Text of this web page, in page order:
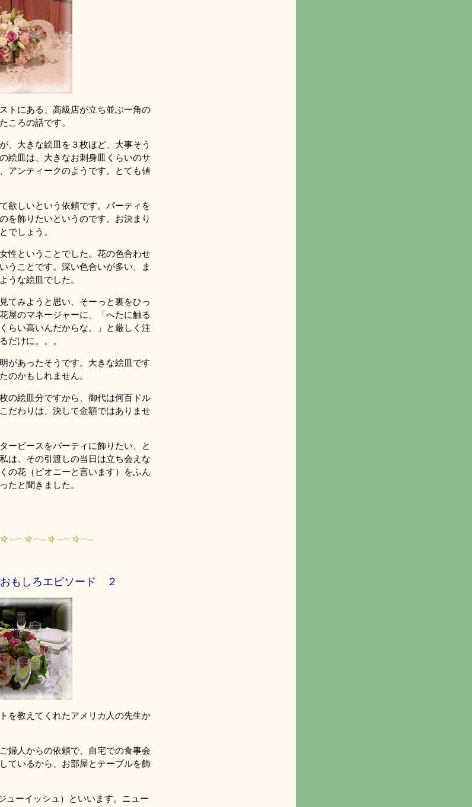
トにある、高級店が立ち並ぶ一角の
ころの話です。
、大きな絵皿を３枚ほど、大事そう
絵皿は、大きなお刺身皿くらいのサ
アンティークのようです。とても値
欲しいという依頼です。パーティを
を飾りたいというのです。お決まり
でしょう。
性ということでした。花の色合わせ
うことです。深い色合いが多い、ま
うな絵皿でした。
てみようと思い、そーっと裏をひっ
屋のマネージャーに、「へたに触る
らい高いんだからな。」と厳しく注
だけに。。。
があったそうです。大きな絵皿です
のかもしれません。
の絵皿分ですから、御代は何百ドル
だわりは、決して金額ではありませ
ーピースをパーティに飾りたい、と
は、その引渡しの当日は立ち会えな
の花（ピオニーと言います）をふん
たと聞きました。
もしろエピソード ２
を教えてくれたアメリカ人の先生か
婦人からの依頼で、自宅での食事会
ているから、お部屋とテーブルを飾
ューイッシュ）といいます。ニュー